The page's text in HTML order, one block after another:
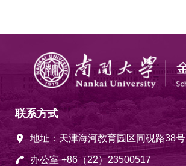
联系方式
地址：天津海河教育园区同砚路38号
办公室 +86（22）23500517